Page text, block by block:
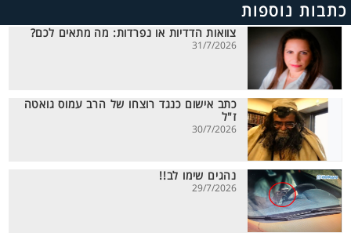
כתבות נוספות
צוואות הדדיות או נפרדות: מה מתאים לכם?
31/7/2026
כתב אישום כנגד רוצחו של הרב עמוס גואטה
ז"ל
30/7/2026
נהגים שימו לב!!
29/7/2026